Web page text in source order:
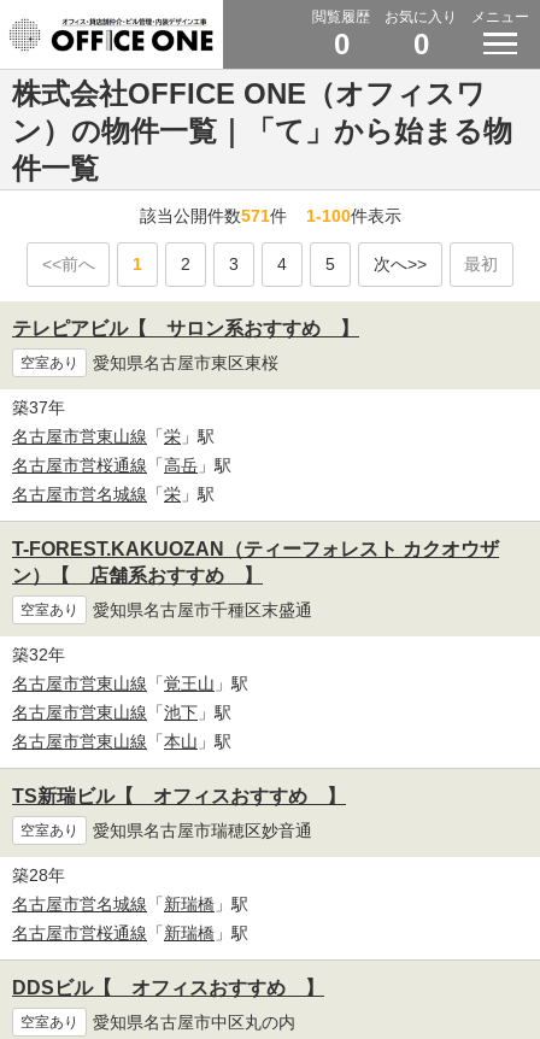
閲覧履歴
0
お気に入り
0
メニュー
株式会社OFFICE ONE（オフィスワ
ン）の物件一覧｜「て」から始まる物
件一覧
該当公開件数571件1-100件表示
<<前へ 1 2 3 4 5 次へ>> 最初
テレピアビル【 サロン系おすすめ 】
空室あり 愛知県名古屋市東区東桜
築37年
名古屋市営東山線 「栄 」駅
名古屋市営桜通線 「高岳 」駅
名古屋市営名城線 「栄 」駅
T-FOREST.KAKUOZAN（ティーフォレスト カクオウザ
ン）【 店舗系おすすめ 】
空室あり 愛知県名古屋市千種区末盛通
築32年
名古屋市営東山線 「覚王山 」駅
名古屋市営東山線 「池下 」駅
名古屋市営東山線 「本山 」駅
TS新瑞ビル【 オフィスおすすめ 】
空室あり 愛知県名古屋市瑞穂区妙音通
築28年
名古屋市営名城線 「新瑞橋 」駅
名古屋市営桜通線 「新瑞橋 」駅
DDSビル【 オフィスおすすめ 】
空室あり 愛知県名古屋市中区丸の内